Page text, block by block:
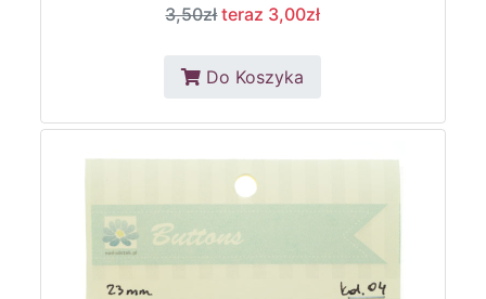
3,50zł teraz 3,00zł
Do Koszyka